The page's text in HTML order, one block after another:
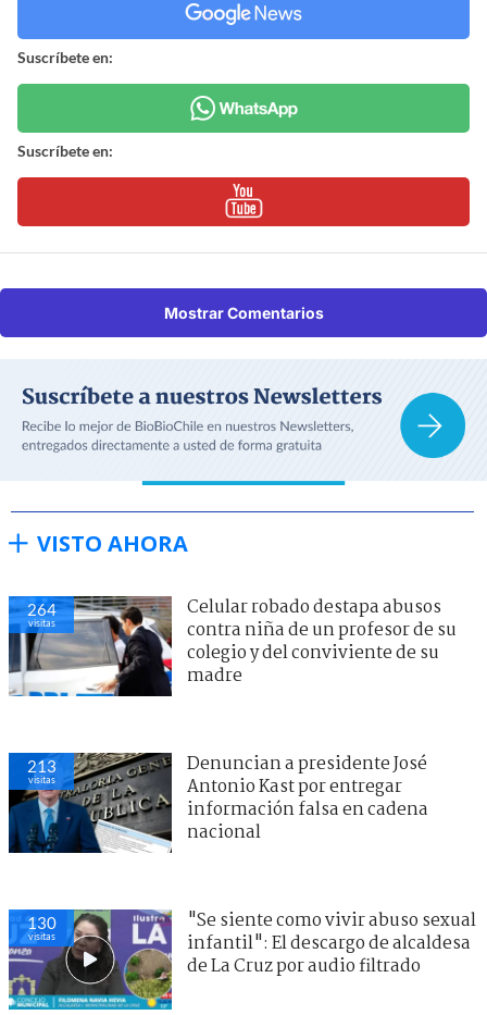
Suscríbete en:
Suscríbete en:
Mostrar Comentarios
VISTO AHORA
264
visitas
Celular robado destapa abusos
contra niña de un profesor de su
colegio y del conviviente de su
madre
213
visitas
Denuncian a presidente José
Antonio Kast por entregar
información falsa en cadena
nacional
130
visitas
"Se siente como vivir abuso sexual
infantil": El descargo de alcaldesa
de La Cruz por audio filtrado